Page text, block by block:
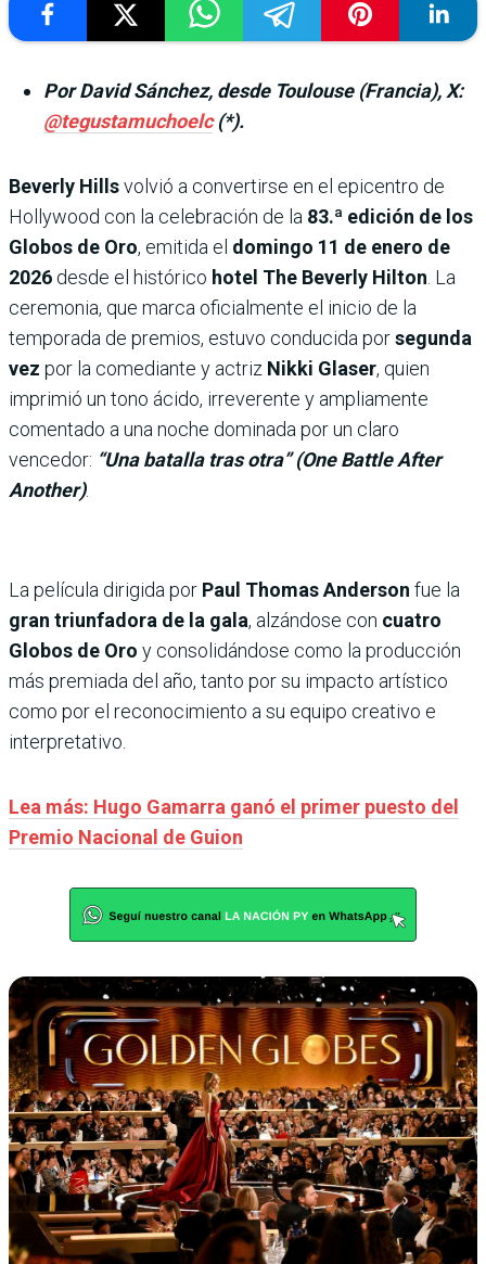
Por David Sánchez, desde Toulouse (Francia), X:
@tegustamuchoelc(*).
Beverly Hillsvolvió a convertirse en el epicentro de
Hollywood con la celebración de la 83.ª edición de los
Globos de Oro, emitida el domingo 11 de enero de
2026 desde el histórico hotel The Beverly Hilton . La
ceremonia, que marca oficialmente el inicio de la
temporada de premios, estuvo conducida porsegunda
vez por la comediante y actriz Nikki Glaser, quien
imprimió un tono ácido, irreverente y ampliamente
comentado a una noche dominada por un claro
vencedor: “Una batalla tras otra” (One Battle After
Another).
La película dirigida por Paul Thomas Anderson fue la
gran triunfadora de la gala, alzándose con cuatro
Globos de Oro y consolidándose como la producción
más premiada del año, tanto por su impacto artístico
como por el reconocimiento a su equipo creativo e
interpretativo.
Lea más: Hugo Gamarra ganó el primer puesto del
Premio Nacional de Guion